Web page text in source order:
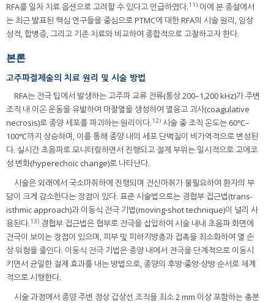
RFA를 일차 치료 옵션으로 고려할 수 있다고 언급하였다.11) 이에 본 종설에서
는 최근 발표된 핵심 연구들을 중심으로 PTMC에 대한 RFA의 시술 원리, 임상
성적, 합병증, 그리고 기존 치료와 비교하여 종합적으로 고찰하고자 한다.
본론
고주파절제술의 치료 원리 및 시술 방법
RFA는 전극 팁에서 발생하는 고주파 교류 전류(통상 200–1,200 kHz)가 주변
조직 내 이온 운동을 유발하여 마찰열을 생성하여 열응고 괴사(coagulative
necrosis)로 종양 세포를 파괴하는 원리이다.12) 시술 중 조직 온도는 60℃–
100℃까지 상승하며, 이를 통해 종양 내의 세포 단백질이 비가역적으로 변성된
다. 실시간 초음파로 모니터링하면서 진행되고 절제 부위는 일시적으로 고에코
성 변화(hyperechoic change)로 나타난다.
시술은 외래에서 국소마취하에 진행되며 전신마취가 불필요하여 환자의 부
담이 크게 감소한다는 장점이 있다. 표준 시술법으로는 경협부 접근법(trans-
isthmic approach)과 이동식 전극 기법(moving-shot technique)이 널리 사
용된다.13) 경협부 접근법은 협부로 전극을 삽입하여 시술 내내 초음파 화면에
전극이 보이는 장점이 있으며, 피부 및 피하지방층과 접촉을 최소화하여 열 손
상 위험을 줄인다. 이동식 전극 기법은 종양 내에서 전극을 단계적으로 이동시
키면서 균일한 절제 효과를 내는 방법으로, 종양의 후방·중앙·상방 순서로 체계
적으로 시행한다.
시술 과정에서 종양 주변 정상 갑상선 조직을 최소 2 mm 이상 포함하는 충분